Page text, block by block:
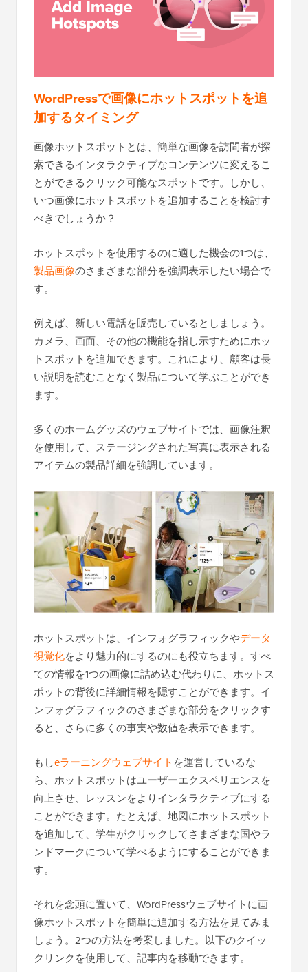
WordPressで画像にホットスポットを追
加するタイミング
画像ホットスポットとは、簡単な画像を訪問者が探
索できるインタラクティブなコンテンツに変えるこ
とができるクリック可能なスポットです。しかし、
いつ画像にホットスポットを追加することを検討す
べきでしょうか？
ホットスポットを使用するのに適した機会の1つは、
製品画像のさまざまな部分を強調表示したい場合で
す。
例えば、新しい電話を販売しているとしましょう。
カメラ、画面、その他の機能を指し示すためにホッ
トスポットを追加できます。これにより、顧客は長
い説明を読むことなく製品について学ぶことができ
ます。
多くのホームグッズのウェブサイトでは、画像注釈
を使用して、ステージングされた写真に表示される
アイテムの製品詳細を強調しています。
ホットスポットは、インフォグラフィックやデータ
視覚化をより魅力的にするのにも役立ちます。すべ
ての情報を1つの画像に詰め込む代わりに、ホットス
ポットの背後に詳細情報を隠すことができます。イ
ンフォグラフィックのさまざまな部分をクリックす
ると、さらに多くの事実や数値を表示できます。
もしeラーニングウェブサイト を運営しているな
ら、ホットスポットはユーザーエクスペリエンスを
向上させ、レッスンをよりインタラクティブにする
ことができます。たとえば、地図にホットスポット
を追加して、学生がクリックしてさまざまな国やラ
ンドマークについて学べるようにすることができま
す。
それを念頭に置いて、WordPressウェブサイトに画
像ホットスポットを簡単に追加する方法を見てみま
しょう。2つの方法を考案しました。以下のクイッ
クリンクを使用して、記事内を移動できます。